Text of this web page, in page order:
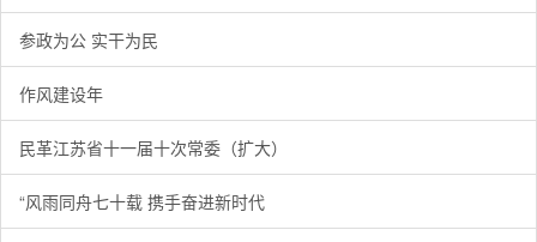
参政为公 实干为民
作风建设年
民革江苏省十一届十次常委（扩大）
“风雨同舟七十载 携手奋进新时代